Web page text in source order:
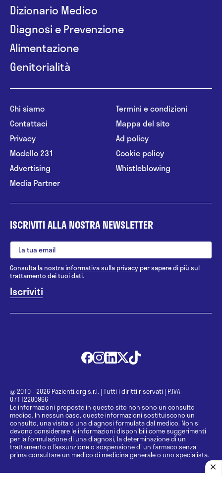
Dizionario Medico
Diagnosi e Prevenzione
Alimentazione
Genitorialità
Chi siamo
Contattaci
Privacy
Modello 231
Advertising
Media Partner
Termini e condizioni
Mappa del sito
Ad policy
Cookie policy
Whistleblowing
ISCRIVITI ALLA NOSTRA NEWSLETTER
Consulta la nostrainformativa sulla privacy per sapere di più sul
trattamento dei tuoi dati.
@ 2010 - 2026 Pazienti.org s.r.l. | Tutti i diritti riservati | P.IVA
07112280966
Le informazioni proposte in questo sito non sono un consulto
medico. In nessun caso, queste informazioni sostituiscono un
consulto, una visita o una diagnosi formulata dal medico. Non si
devono considerare le informazioni disponibili come suggerimenti
per la formulazione di una diagnosi, la determinazione di un
trattamento o l’assunzione o sospensione di un farmaco senza
prima consultare un medico di medicina generale o uno specialista.